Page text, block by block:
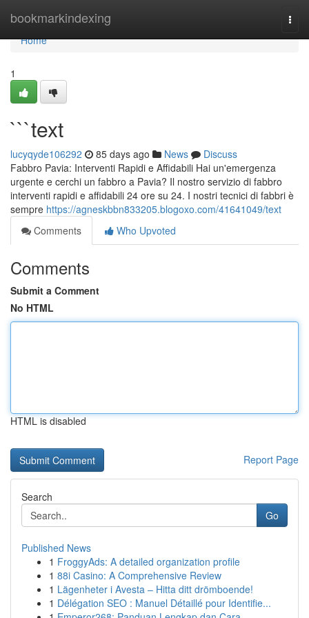
bookmarkindexing
Home
Home
1
```text
lucyqyde106292 85 days ago News
Discuss
Fabbro Pavia: Interventi Rapidi e Affidabili Hai un'emergenza
urgente e cerchi un fabbro a Pavia? Il nostro servizio di fabbro
interventi rapidi e affidabili 24 ore su 24. I nostri tecnici di fabbri è
sempre https://agneskbbn833205.blogoxo.com/41641049/text
Comments
Who Upvoted
Comments
Submit a Comment
No HTML
HTML is disabled
Report Page
Search
Go
Published News
1 FroggyAds: A detailed organization profile
1 88i Casino: A Comprehensive Review
1 Lägenheter i Avesta – Hitta ditt drömboende!
1 Délégation SEO : Manuel Détaillé pour Identifie...